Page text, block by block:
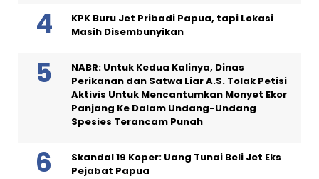
KPK Buru Jet Pribadi Papua, tapi Lokasi
Masih Disembunyikan
NABR: Untuk Kedua Kalinya, Dinas
Perikanan dan Satwa Liar A.S. Tolak Petisi
Aktivis Untuk Mencantumkan Monyet Ekor
Panjang Ke Dalam Undang-Undang
Spesies Terancam Punah
Skandal 19 Koper: Uang Tunai Beli Jet Eks
Pejabat Papua